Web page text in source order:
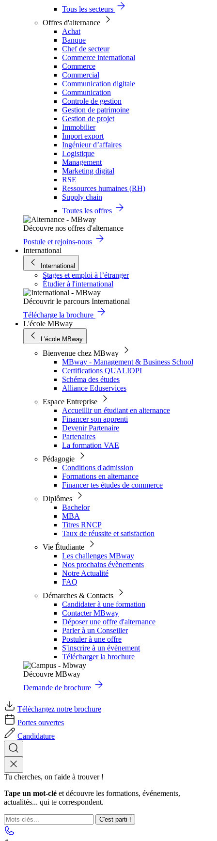
Tous les secteurs
Offres d'alternance
Achat
Banque
Chef de secteur
Commerce international
Commerce
Commercial
Communication digitale
Communication
Controle de gestion
Gestion de patrimoine
Gestion de projet
Immobilier
Import export
Ingénieur d’affaires
Logistique
Management
Marketing digital
RSE
Ressources humaines (RH)
Supply chain
Toutes les offres
Découvre nos offres d'alternance
Postule et rejoins-nous
International
International
Stages et emploi à l’étranger
Étudier à l'international
Découvrir le parcours International
Télécharge la brochure
L'école MBway
L'école MBway
Bienvenue chez MBway
MBway - Management & Business School
Certifications QUALIOPI
Schéma des études
Alliance Eduservices
Espace Entreprise
Accueillir un étudiant en alternance
Financer son apprenti
Devenir Partenaire
Partenaires
La formation VAE
Pédagogie
Conditions d'admission
Formations en alternance
Financer tes études de commerce
Diplômes
Bachelor
MBA
Titres RNCP
Taux de réussite et satisfaction
Vie Étudiante
Les challenges MBway
Nos prochains évènements
Notre Actualité
FAQ
Démarches & Contacts
Candidater à une formation
Contacter MBway
Déposer une offre d'alternance
Parler à un Conseiller
Postuler à une offre
S'inscrire à un évènement
Télécharger la brochure
Découvre MBway
Demande de brochure
Téléchargez notre brochure
Portes ouvertes
Candidature
Tu cherches, on t'aide à trouver !
Tape un mot-clé et découvre les formations, événements,
actualités... qui te correspondent.
C'est parti !